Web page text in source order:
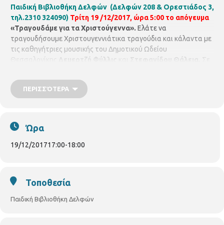
Παιδική Βιβλιοθήκη Δελφών (Δελφών 208 & Ορεστιάδος 3,
τηλ.2310 324090) Τρίτη 19 /12/2017, ώρα 5:00 το απόγευμα
«Τραγουδάμε για τα Χριστούγεννα». Ελάτε να
τραγουδήσουμε Χριστουγεννιάτικα τραγούδια και κάλαντα με
τις καθηγήτριες μουσικής του Δημοτικού Ωδείου
Θεσσαλονίκης
Δεμερτζή Φύλλις Στεφανίδου Θάλεια. Σε
Δήμου Θεσσαλονίκης. Για όλα τα παιδιά, με προεγγραφή.
ΠΕΡΙΣΣΌΤΕΡΑ
Ώρα
19/12/201717:00-18:00
Τοποθεσία
Παιδική Βιβλιοθήκη Δελφών